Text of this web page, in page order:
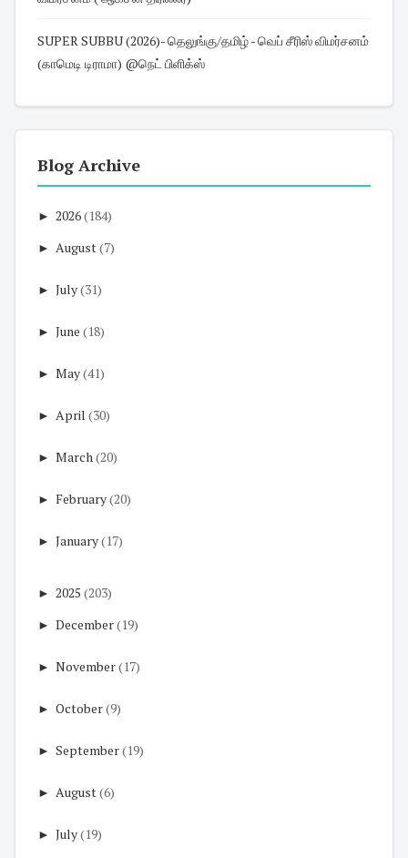
SUPER SUBBU (2026)- தெலுங்கு/தமிழ் - வெப் சீரிஸ் விமர்சனம்
(காமெடி டிராமா) @நெட் பிளிக்ஸ்
Blog Archive
► 2026(184)
► August(7)
► July(31)
► June (18)
► May(41)
► April (30)
► March(20)
► February(20)
► January(17)
► 2025 (203)
► December(19)
► November(17)
► October(9)
► September(19)
► August(6)
► July(19)